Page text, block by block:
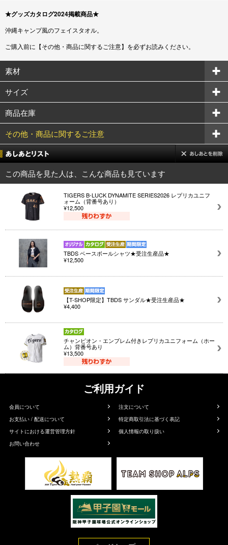
★グッズカタログ2024掲載商品★
沖縄キャンプ風のフェイスタオル。
ご購入前に【その他・商品に関するご注意】を必ずお読みください。
素材
サイズ
商品在庫
その他・商品に関するご注意
この商品を見た人は、こんな商品も見ています
TIGERS B-LUCK DYNAMITE SERIES2026 レプリカユニフ
ォーム（背番号あり）
¥12,500
TBDS ベースボールシャツ★受注生産品★
¥12,500
【T-SHOP限定】TBDS サンダル★受注生産品★
¥4,400
チャンピオン・エンブレム付きレプリカユニフォーム（ホー
ム）背番号あり
¥13,500
ご利用ガイド
会員について
注文について
お支払い / 配送について
特定商取引法に基づく表記
サイトにおける運営管理方針
個人情報の取り扱い
お問い合わせ